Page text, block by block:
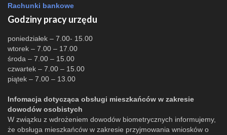
Rachunki bankowe
Godziny pracy urzędu
poniedziałek – 7.00- 15.00
wtorek – 7.00 – 17.00
środa – 7.00 – 15.00
czwartek – 7.00 – 15.00
piątek – 7.00 – 13.00
Infomacja dotycząca obsługi mieszkańców w zakresie
dowodów osobistych
W związku z wdrożeniem dowodów biometrycznych informujemy,
że obsługa mieszkańców w zakresie przyjmowania wniosków o